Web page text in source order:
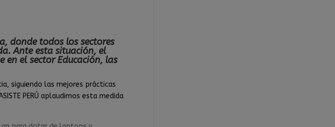
donde todos los sectores
Ante esta situación, el
en el sector Educación, las
siguiendo las mejores prácticas
PERÚ aplaudimos esta medida